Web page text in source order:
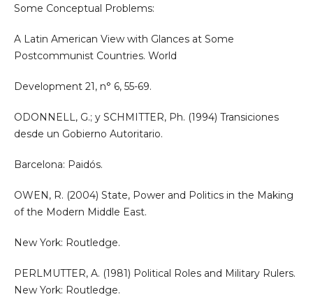
Some Conceptual Problems:
A Latin American View with Glances at Some
Postcommunist Countries. World
Development 21, n° 6, 55-69.
ODONNELL, G.; y SCHMITTER, Ph. (1994) Transiciones
desde un Gobierno Autoritario.
Barcelona: Paidós.
OWEN, R. (2004) State, Power and Politics in the Making
of the Modern Middle East.
New York: Routledge.
PERLMUTTER, A. (1981) Political Roles and Military Rulers.
New York: Routledge.